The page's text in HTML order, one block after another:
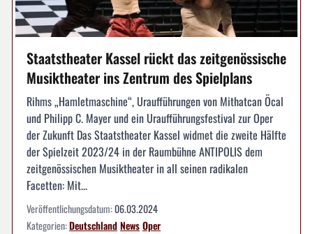
Staatstheater Kassel rückt das zeitgenössische
Musiktheater ins Zentrum des Spielplans
Rihms „Hamletmaschine“, Uraufführungen von Mithatcan Öcal
und Philipp C. Mayer und ein Uraufführungsfestival zur Oper
der Zukunft Das Staatstheater Kassel widmet die zweite Hälfte
der Spielzeit 2023/24 in der Raumbühne ANTIPOLIS dem
zeitgenössischen Musiktheater in all seinen radikalen
Facetten: Mit...
Veröffentlichungsdatum:06.03.2024
Kategorien:DeutschlandNewsOper